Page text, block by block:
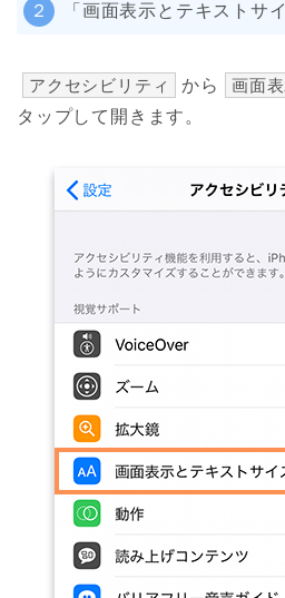
２ 「画面表示とテキストサ
アクセシビリティ から 画面
タップして開きます。